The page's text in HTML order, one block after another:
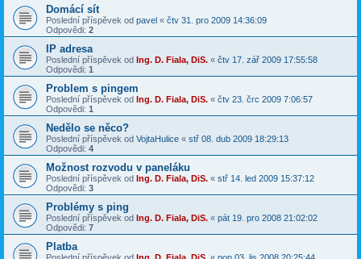
Domácí sít
Poslední příspěvek od pavel « čtv 31. pro 2009 14:36:09
Odpovědi: 2
IP adresa
Poslední příspěvek od Ing. D. Fiala, DiS. « čtv 17. zář 2009 17:55:58
Odpovědi: 1
Problem s pingem
Poslední příspěvek od Ing. D. Fiala, DiS. « čtv 23. črc 2009 7:06:57
Odpovědi: 1
Nedělo se něco?
Poslední příspěvek od VojtaHulice « stř 08. dub 2009 18:29:13
Odpovědi: 4
Možnost rozvodu v paneláku
Poslední příspěvek od Ing. D. Fiala, DiS. « stř 14. led 2009 15:37:12
Odpovědi: 3
Problémy s ping
Poslední příspěvek od Ing. D. Fiala, DiS. « pát 19. pro 2008 21:02:02
Odpovědi: 7
Platba